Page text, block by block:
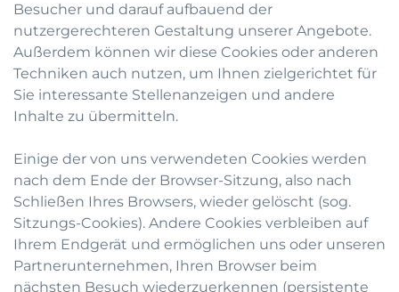
Besucher und darauf aufbauend der
nutzergerechteren Gestaltung unserer Angebote.
Außerdem können wir diese Cookies oder anderen
Techniken auch nutzen, um Ihnen zielgerichtet für
Sie interessante Stellenanzeigen und andere
Inhalte zu übermitteln.
Einige der von uns verwendeten Cookies werden
nach dem Ende der Browser-Sitzung, also nach
Schließen Ihres Browsers, wieder gelöscht (sog.
Sitzungs-Cookies). Andere Cookies verbleiben auf
Ihrem Endgerät und ermöglichen uns oder unseren
Partnerunternehmen, Ihren Browser beim
nächsten Besuch wiederzuerkennen (persistente